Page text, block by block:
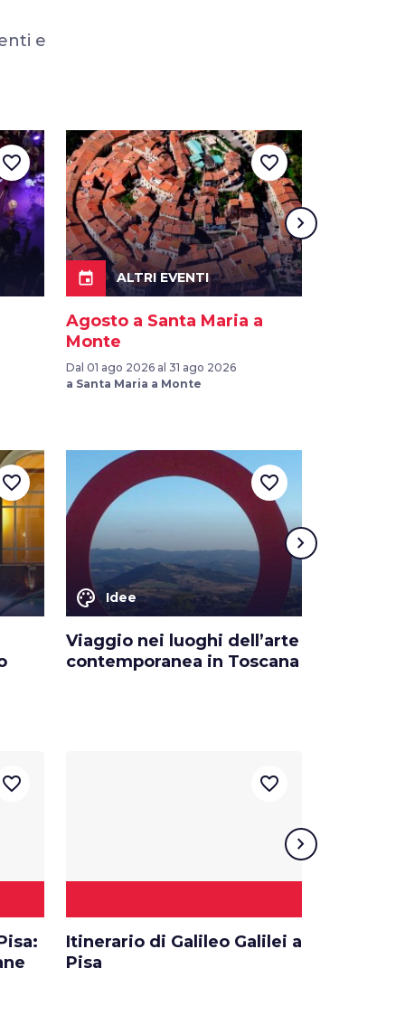
e
favorite_border
event ALTRI EVENTI
Agosto a Santa Maria a
Monte
Dal 01 ago 2026 al 31 ago 2026
a Santa Maria a Monte
favorite_border
chevron_right
favorite_border
color_lens Idee
Viaggio nei luoghi dell’arte
contemporanea in Toscana
favorite_border
chevron_right
favorite_border
Itinerario di Galileo Galilei a
Pisa
favorite_border
chevron_right